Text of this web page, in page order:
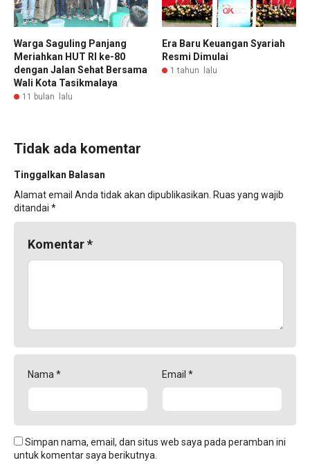
Warga Saguling Panjang
Meriahkan HUT RI ke-80
dengan Jalan Sehat Bersama
Wali Kota Tasikmalaya
11 bulan lalu
Era Baru Keuangan Syariah
Resmi Dimulai
1 tahun lalu
Tidak ada komentar
Tinggalkan Balasan
Alamat email Anda tidak akan dipublikasikan. Ruas yang wajib
ditandai *
Komentar*
Nama* Email *
Simpan nama, email, dan situs web saya pada peramban ini
untuk komentar saya berikutnya.